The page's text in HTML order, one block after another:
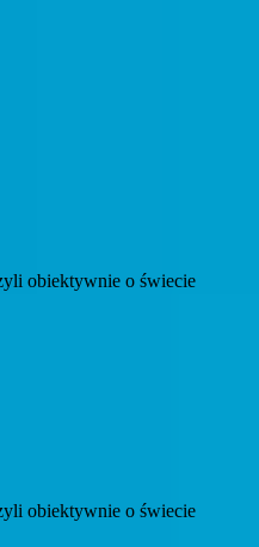
obiektywnie o świecie
obiektywnie o świecie